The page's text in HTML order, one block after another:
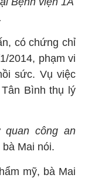
có chứng chỉ
2014, phạm vi
sức. Vụ việc
Bình thụ lý
quan công an
bà Mai nói.
mỹ, bà Mai